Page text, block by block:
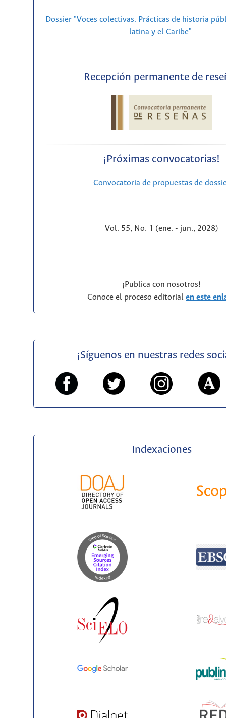
Dossier "Voces colectivas. Prácticas de historia
latina y el Caribe"
Recepción permanente de
¡Próximas convocatorias!
Convocatoria de propuestas de
Vol. 55, No. 1 (ene. - jun., 2028)
¡Publica con nosotros!
Conoce el proceso editorialen este
¡Síguenos en nuestras redes
Indexaciones